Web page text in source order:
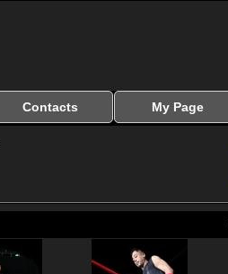
Contacts My Page